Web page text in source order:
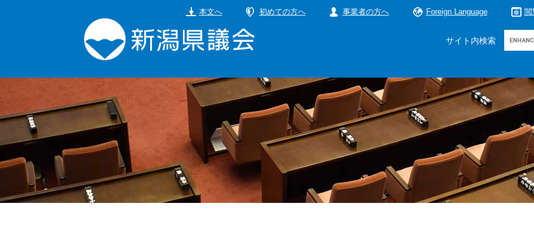
頭
飛
て
へ
本文へ 初めての方へ 事業者の方へ Foreign Language 閲
サイト内検索
Google
ム
索